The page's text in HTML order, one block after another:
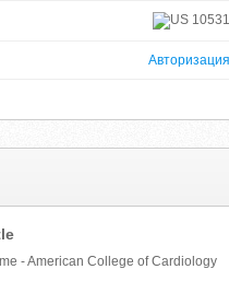
10531
Авторизация
- American College of Cardiology